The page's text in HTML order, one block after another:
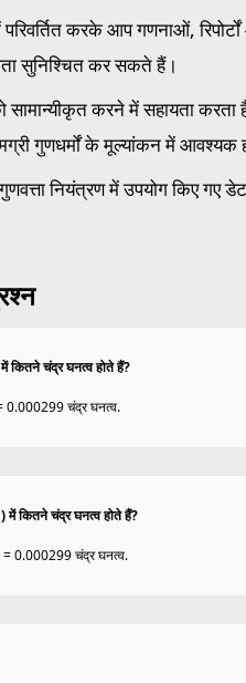
करके आप गणनाओं,
सुनिश्चित कर सकते हैं।
करने में सहायता करता
गुणधर्मों के मूल्यांकन में आवश्यक
नियंत्रण में उपयोग किए गए
कितने चंद्र घनत्व होते हैं?
0.000299 चंद्र घनत्व.
में कितने चंद्र घनत्व होते हैं?
= 0.000299 चंद्र घनत्व.